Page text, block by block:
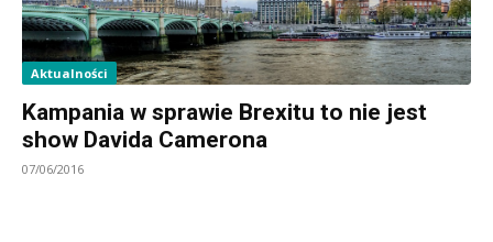
Aktualności
Kampania w sprawie Brexitu to nie jest
show Davida Camerona
07/06/2016